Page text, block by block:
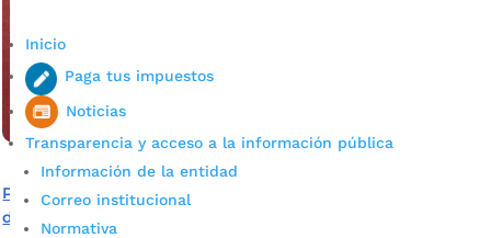
Inicio
Paga tus impuestos
Noticias
Transparencia y acceso a la información pública
Información de la entidad
Correo institucional
Normativa
Prevenimos el consumo de drogas en las universidades
de la ciudad